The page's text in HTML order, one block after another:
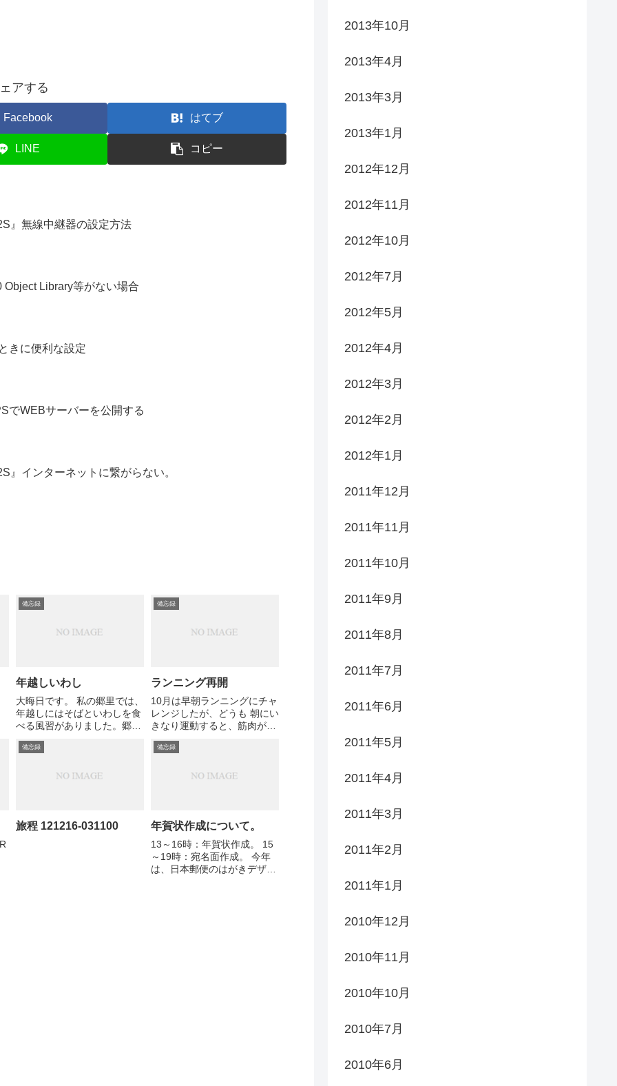
アする
Facebook はてブ
LINE コピー
』無線中継器の設定方法
Library等がない場合
きに便利な設定
でWEBサーバーを公開する
』インターネットに繋がらない。
備忘録
年越しいわし
大晦日です。 私の郷里では、
年越しにはそばといわしを食
べる風習がありました。郷里
してもいわしを食べたいもの
地方の人や、同県の出身の人
備忘録
ランニング再開
10月は早朝ランニングにチャ
レンジしたが、どうも 朝にい
きなり運動すると、筋肉が固
痛くなってしまい 中断してい
備忘録
旅程 121216-031100
備忘録
年賀状作成について。
13～16時：年賀状作成。 15
～19時：宛名面作成。 今年
は、日本郵便のはがきデザイ
2013年10月
2013年4月
2013年3月
2013年1月
2012年12月
2012年11月
2012年10月
2012年7月
2012年5月
2012年4月
2012年3月
2012年2月
2012年1月
2011年12月
2011年11月
2011年10月
2011年9月
2011年8月
2011年7月
2011年6月
2011年5月
2011年4月
2011年3月
2011年2月
2011年1月
2010年12月
2010年11月
2010年10月
2010年7月
2010年6月